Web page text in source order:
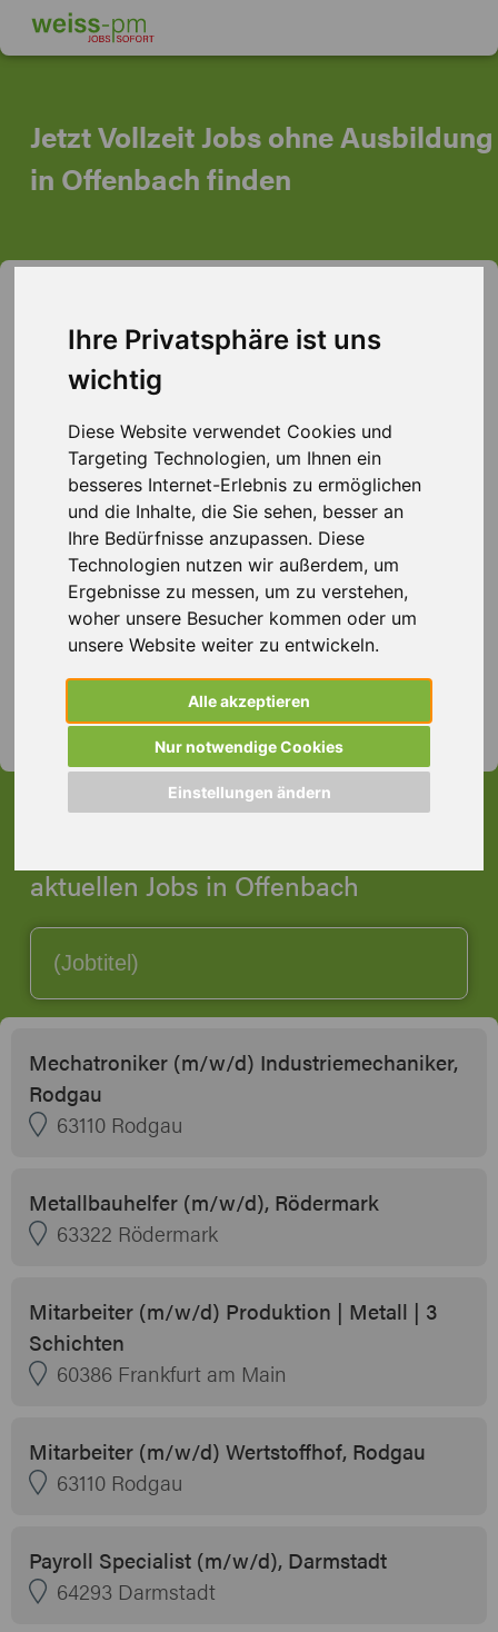
Ihre Privatsphäre ist uns
wichtig
Diese Website verwendet Cookies und
Targeting Technologien, um Ihnen ein
besseres Internet-Erlebnis zu ermöglichen
und die Inhalte, die Sie sehen, besser an
Ihre Bedürfnisse anzupassen. Diese
Technologien nutzen wir außerdem, um
Ergebnisse zu messen, um zu verstehen,
woher unsere Besucher kommen oder um
unsere Website weiter zu entwickeln.
Alle akzeptieren
Nur notwendige Cookies
Einstellungen ändern
Jetzt Vollzeit Jobs ohne Ausbildung
in Offenbach finden
Ausbildung in Offenbach
ohne abgeschlossene Ausbildung? Weiss
Personalmanagement bietet Ihnen den Einstieg in
vielfältige Jobs, die zu Ihnen passen. Mit unserer starken
lokalen Vernetzung und jahrelangen Expertise finden wir
schnell die passende Stelle für Sie. Egal, ob
Quereinsteiger oder Berufsanfänger – bei uns haben Sie
die Chance, erfolgreich durchzustarten. Kontaktieren Sie
uns noch heute und machen Sie den ersten Schritt in
Ihre berufliche Zukunft. Ihre Karriere beginnt hier!
Jetzt Kontakt aufnehmen– Entdecken Sie Ihre
Jobchancen!
aktuellen Jobs in Offenbach
Mechatroniker (m/w/d) Industriemechaniker,
Rodgau
63110 Rodgau
Metallbauhelfer (m/w/d), Rödermark
63322 Rödermark
Mitarbeiter (m/w/d) Produktion | Metall | 3
Schichten
60386 Frankfurt am Main
Mitarbeiter (m/w/d) Wertstoffhof, Rodgau
63110 Rodgau
Payroll Specialist (m/w/d), Darmstadt
64293 Darmstadt